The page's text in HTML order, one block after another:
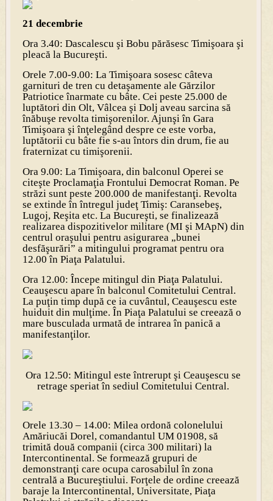
21 decembrie
Ora 3.40: Dascalescu şi Bobu părăsesc Timişoara şi
pleacă la Bucureşti.
Orele 7.00-9.00: La Timişoara sosesc câteva
garnituri de tren cu detaşamente ale Gărzilor
Patriotice înarmate cu bâte. Cei peste 25.000 de
luptători din Olt, Vâlcea şi Dolj aveau sarcina să
înăbuşe revolta timişorenilor. Ajunşi în Gara
Timişoara şi înţelegând despre ce este vorba,
luptătorii cu bâte fie s-au întors din drum, fie au
fraternizat cu timişorenii.
Ora 9.00: La Timişoara, din balconul Operei se
citeşte Proclamaţia Frontului Democrat Roman. Pe
străzi sunt peste 200.000 de manifestanţi. Revolta
se extinde în întregul judeţ Timiş: Caransebeş,
Lugoj, Reşita etc. La Bucureşti, se finalizează
realizarea dispozitivelor militare (MI şi MApN) din
centrul oraşului pentru asigurarea „bunei
desfăşurări” a mitingului programat pentru ora
12.00 în Piaţa Palatului.
Ora 12.00: Începe mitingul din Piaţa Palatului.
Ceauşescu apare în balconul Comitetului Central.
La puţin timp după ce ia cuvântul, Ceauşescu este
huiduit din mulţime. În Piaţa Palatului se creează o
mare busculada urmată de intrarea în panică a
manifestanţilor.
Ora 12.50: Mitingul este întrerupt şi Ceauşescu se
retrage speriat în sediul Comitetului Central.
Orele 13.30 – 14.00: Milea ordonă colonelului
Amăriucăi Dorel, comandantul UM 01908, să
trimită două companii (circa 300 militari) la
Intercontinental. Se formează grupuri de
demonstranţi care ocupa carosabilul în zona
centrală a Bucureştiului. Forţele de ordine creează
baraje la Intercontinental, Universitate, Piaţa